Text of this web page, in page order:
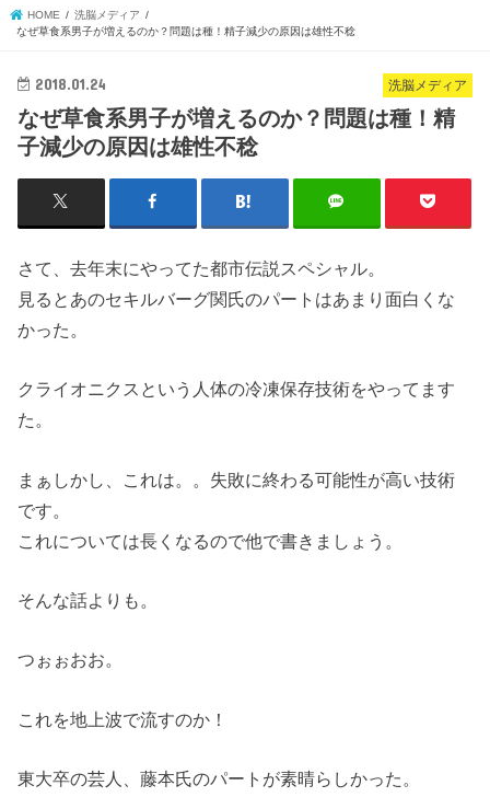
HOME
洗脳メディア
なぜ草食系男子が増えるのか？問題は種！精子減少の原因は雄性不稔
洗脳メディア
2018.01.24
なぜ草食系男子が増えるのか？問題は種！精
子減少の原因は雄性不稔
さて、去年末にやってた都市伝説スペシャル。
見るとあのセキルバーグ関氏のパートはあまり面白くな
かった。
クライオニクスという人体の冷凍保存技術をやってます
た。
まぁしかし、これは。。失敗に終わる可能性が高い技術
です。
これについては長くなるので他で書きましょう。
そんな話よりも。
つぉぉおお。
これを地上波で流すのか！
東大卒の芸人、藤本氏のパートが素晴らしかった。